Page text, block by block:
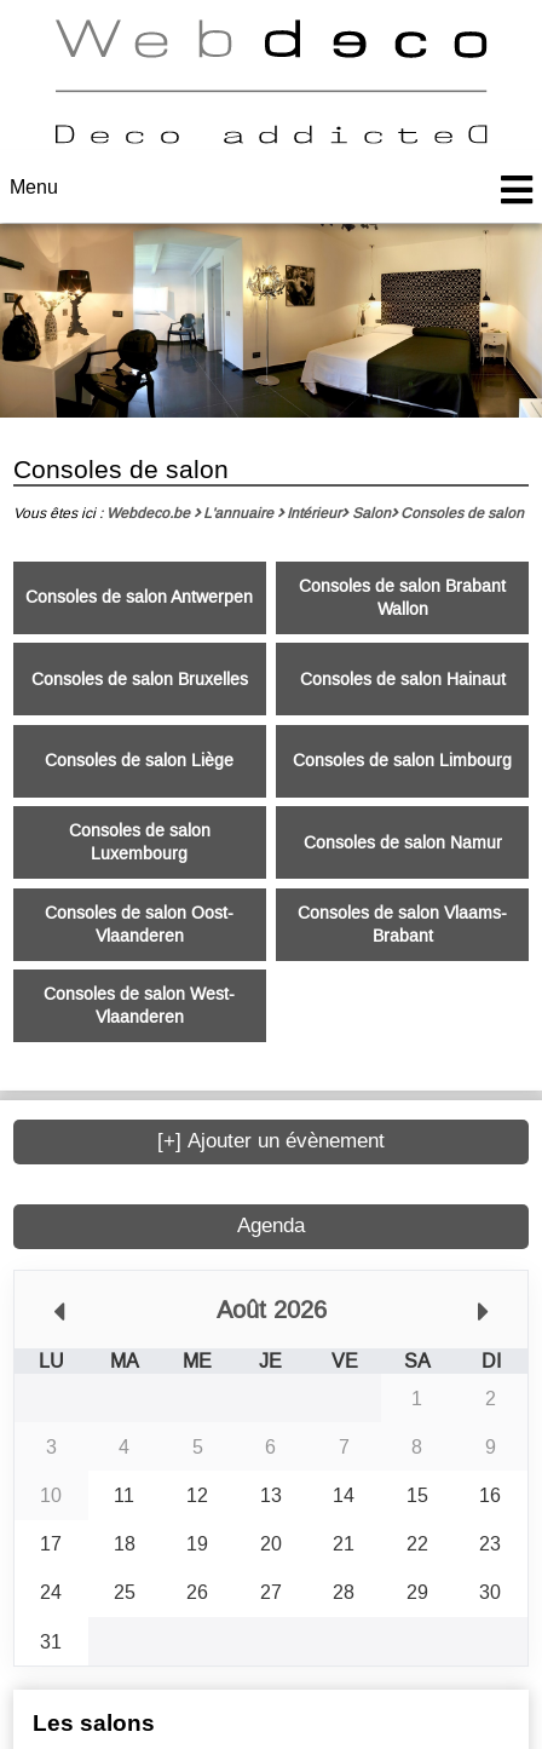
Menu
Consoles de salon
Vous êtes ici : Webdeco.be L'annuaire Intérieur Salon Consoles de salon
Consoles de salon Antwerpen
Consoles de salon Brabant
Wallon
Consoles de salon Bruxelles Consoles de salon Hainaut
Consoles de salon Liège Consoles de salon Limbourg
Consoles de salon
Luxembourg
Consoles de salon Namur
Consoles de salon Oost-
Vlaanderen
Consoles de salon Vlaams-
Brabant
Consoles de salon West-
Vlaanderen
Agenda
Août 2026
LU MA ME JE VE SA
DI
1
2
3
4 5 6 7 8
9
10
11 12 13 14 15
16
17
18 19 20 21 22
23
24
25 26 27 28 29
30
31
[+] Ajouter un évènement
Les salons